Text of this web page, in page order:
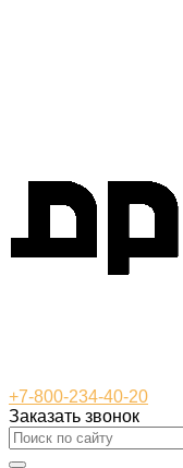
+7-800-234-40-20
Заказать звонок